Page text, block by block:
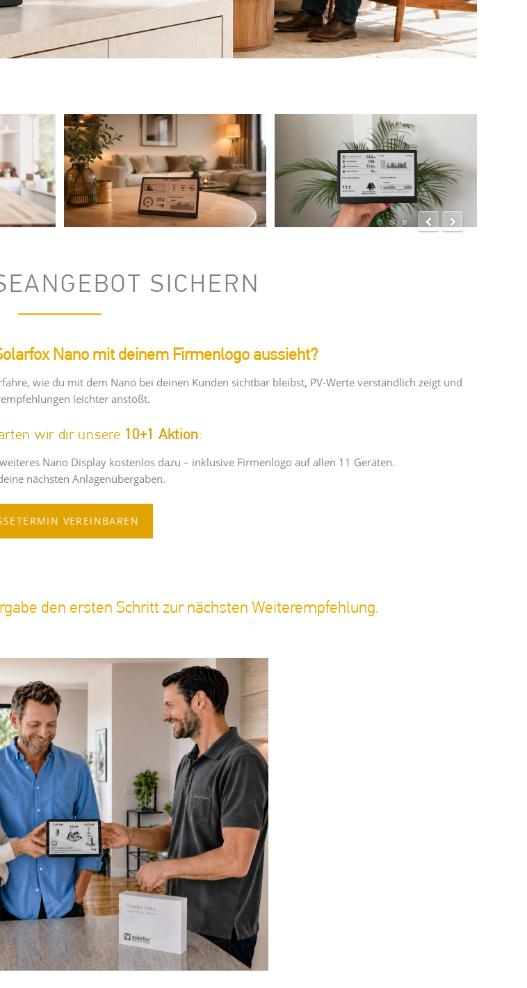
SICHERN
Nano mit deinem Firmenlogo aussieht?
wie du mit dem Nano bei deinen Kunden sichtbar bleibst, PV-Werte verständlich zeigt und
leichter anstößt.
wir dir unsere 10+1 Aktion:
Nano Display kostenlos dazu – inklusive Firmenlogo auf allen 11 Geräten.
nächsten Anlagenübergaben.
VEREINBAREN
den ersten Schritt zur nächsten Weiterempfehlung.